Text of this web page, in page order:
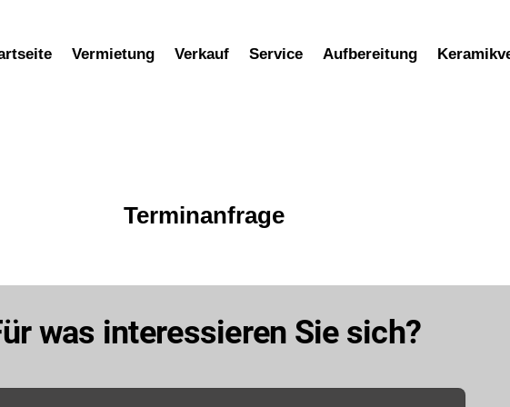
Vermietung Verkauf Service Aufbereitung
Terminanfrage